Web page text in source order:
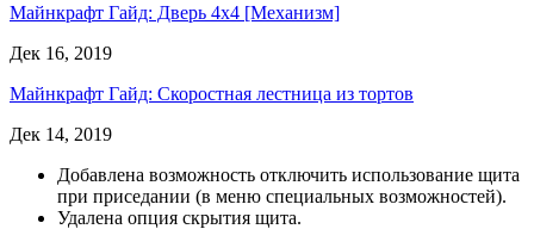
Майнкрафт Гайд: Дверь 4х4 [Механизм]
Дек 16, 2019
Майнкрафт Гайд: Скоростная лестница из тортов
Дек 14, 2019
Добавлена возможность отключить использование щита
при приседании (в меню специальных возможностей).
Удалена опция скрытия щита.